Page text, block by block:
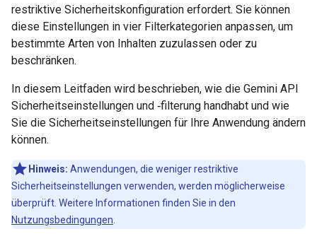
restriktive Sicherheitskonfiguration erfordert. Sie können
diese Einstellungen in vier Filterkategorien anpassen, um
bestimmte Arten von Inhalten zuzulassen oder zu
beschränken.
In diesem Leitfaden wird beschrieben, wie die Gemini API
Sicherheitseinstellungen und ‑filterung handhabt und wie
Sie die Sicherheitseinstellungen für Ihre Anwendung ändern
können.
Hinweis: Anwendungen, die weniger restriktive
Sicherheitseinstellungen verwenden, werden möglicherweise
überprüft. Weitere Informationen finden Sie in den
Nutzungsbedingungen